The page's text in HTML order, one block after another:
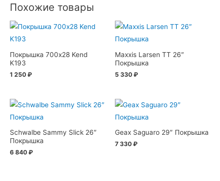
Похожие товары
Покрышка 700х28 Kend
K193
1 250 ₽
Maxxis Larsen TT 26″
Покрышка
5 330 ₽
Schwalbe Sammy Slick 26″
Покрышка
6 840 ₽
Geax Saguaro 29″ Покрышка
7 330 ₽